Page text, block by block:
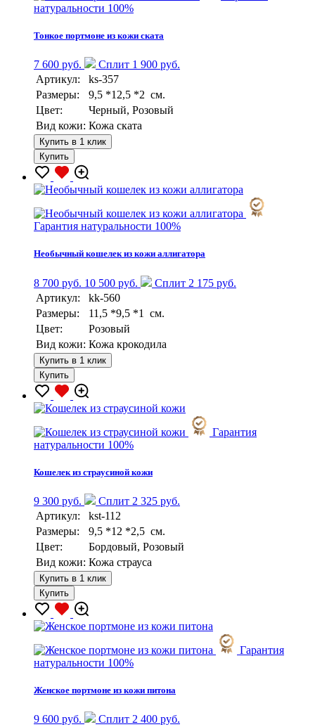
натуральности 100%
Тонкое портмоне из кожи ската
7 600 руб.
Сплит 1 900 руб.
Артикул:
ks-357
Размеры:
9,5 *12,5 *2 см.
Цвет:
Черный, Розовый
Вид кожи: Кожа ската
Купить в 1 клик
Купить
Гарантия натуральности 100%
Необычный кошелек из кожи аллигатора
8 700 руб. 10 500 руб.
Сплит 2 175 руб.
Артикул:
kk-560
Размеры:
11,5 *9,5 *1 см.
Цвет:
Розовый
Вид кожи: Кожа крокодила
Купить в 1 клик
Купить
Гарантия
натуральности 100%
Кошелек из страусиной кожи
9 300 руб.
Сплит 2 325 руб.
Артикул:
kst-112
Размеры:
9,5 *12 *2,5 см.
Цвет:
Бордовый, Розовый
Вид кожи: Кожа страуса
Купить в 1 клик
Купить
Гарантия
натуральности 100%
Женское портмоне из кожи питона
9 600 руб.
Сплит 2 400 руб.